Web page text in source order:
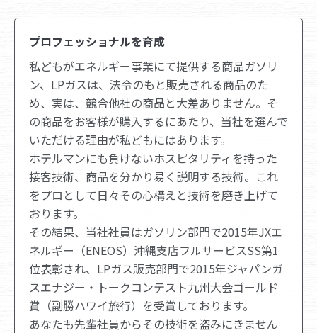
プロフェッショナルを育成
私どもがエネルギー事業にて提供する商品ガソリ
ン、LPガスは、法令のもと販売される商品のた
め、実は、競合他社の商品と大差ありません。そ
の商品をお客様が購入するにあたり、当社を選んで
いただける理由が私どもにはあります。
ホテルマンにも負けないホスピタリティを持った
接客技術、商品を分かり易く説明する技術。これ
をプロとして日々その心構えと技術を磨き上げて
おります。
その結果、当社社員はガソリン部門で2015年JXエ
ネルギー（ENEOS）沖縄支店フルサービスSS第1
位表彰され、LPガス販売部門で2015年ジャパンガ
スエナジー・トークコンテスト九州大会ゴールド
賞（副勝ハワイ旅行）を受賞しております。
あなたも先輩社員からその技術を盗みにきません